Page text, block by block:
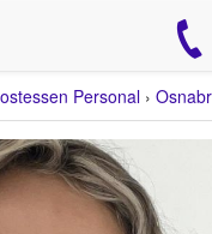
Personal ›